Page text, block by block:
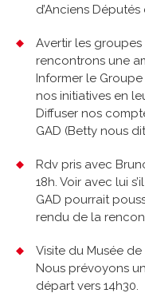
d’Anciens
Avertir les groupes
rencontrons une
Informer le Groupe
nos initiatives en
Diffuser nos
GAD (Betty nous
Rdv pris avec
18h. Voir avec lui
GAD pourrait
rendu de la
Visite du Musée de
Nous prévoyons
départ vers 14h30.